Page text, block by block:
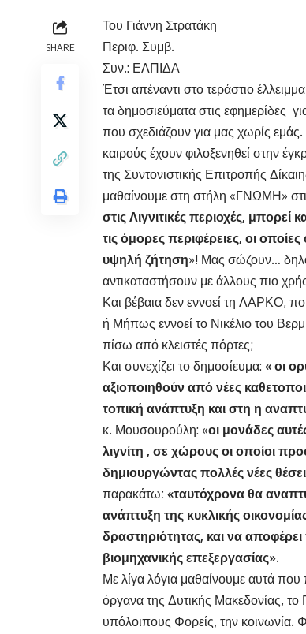
SHARE
Του Γιάννη Στρατάκη
Περιφ. Συμβ.
Συν.: ΕΛΠΙΔΑ
Έτσι απέναντι στο τεράστιο
τα δημοσιεύματα στις εφημερίδες
που σχεδιάζουν για μας χωρίς
καιρούς έχουν φιλοξενηθεί στην
της Συντονιστικής Επιτροπής
μαθαίνουμε στη στήλη «ΓΝΩΜΗ»
στις Λιγνιτικές περιοχές, μπορεί
τις όμορες περιφέρειες, οι
υψηλή ζήτηση»! Μας σώζουν…
αντικαταστήσουν με άλλους πιο
Και βέβαια δεν εννοεί τη ΛΑΡΚΟ,
ή Μήπως εννοεί το Νικέλιο του
πίσω από κλειστές πόρτες;
Και συνεχίζει το δημοσίευμα: « οι
αξιοποιηθούν από νέες
τοπική ανάπτυξη και στη η
κ. Μουσουρούλη: «οι μονάδες
λιγνίτη , σε χώρους οι οποίοι
δημιουργώντας πολλές νέες
παρακάτω: «ταυτόχρονα θα
ανάπτυξη της κυκλικής
δραστηριότητας, και να
βιομηχανικής επεξεργασίας».
Με λίγα λόγια μαθαίνουμε αυτά
όργανα της Δυτικής Μακεδονίας,
υπόλοιπους Φορείς, την κοινωνία.